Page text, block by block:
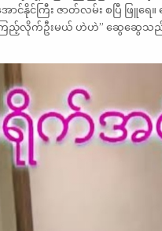
ောင်နိုင်ကြီး ဇာတ်လမ်း စပြီ ဖြူရ
ေ ကြည့်လိုက်ဦးမယ် ဟဲဟဲ” ဆွေဆွေ